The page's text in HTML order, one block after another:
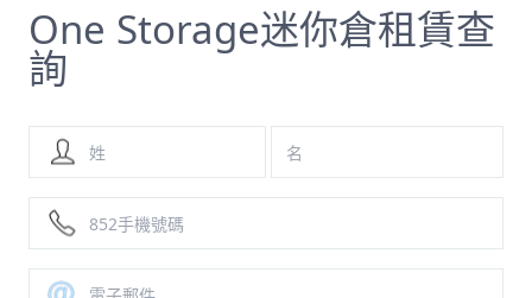
One Storage迷你倉租賃查
詢